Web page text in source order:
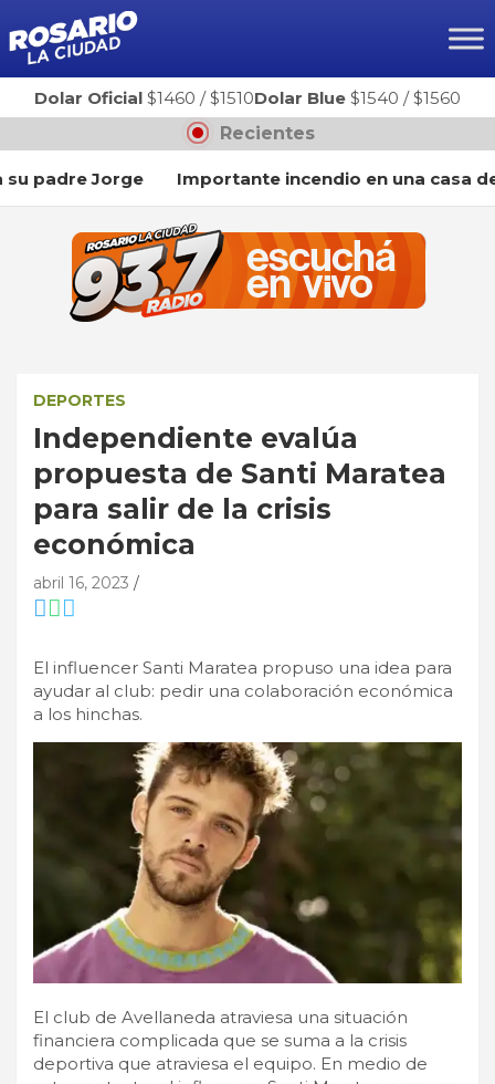
al
contenido
Dolar Oficial $1460 / $1510Dolar Blue $1540 / $1560
Recientes
Jorge Importante incendio en una casa de la
DEPORTES
Independiente evalúa
propuesta de Santi Maratea
para salir de la crisis
económica
abril 16, 2023
El influencer Santi Maratea propuso una idea para
ayudar al club: pedir una colaboración económica
a los hinchas.
El club de Avellaneda atraviesa una situación
financiera complicada que se suma a la crisis
deportiva que atraviesa el equipo. En medio de